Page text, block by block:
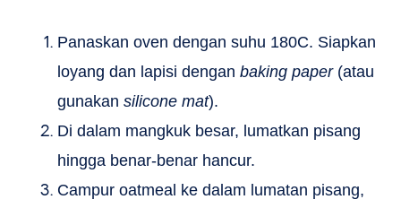
Panaskan oven dengan suhu 180C. Siapkan
loyang dan lapisi dengan baking paper(atau
gunakan silicone mat).
Di dalam mangkuk besar, lumatkan pisang
hingga benar-benar hancur.
Campur oatmeal ke dalam lumatan pisang,